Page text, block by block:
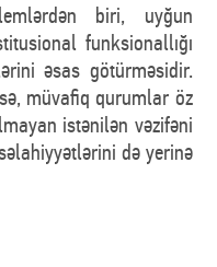
biri, uyğun
funksionallığı
əsas götürməsidir.
müvafiq qurumlar öz
istənilən vəzifəni
də yerinə